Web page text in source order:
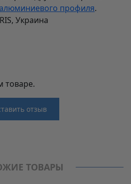
профиля.
Украина
товаре.
отзыв
C85E618H+96H42AQ
алюминиевого профиля
ТОВАРЫ